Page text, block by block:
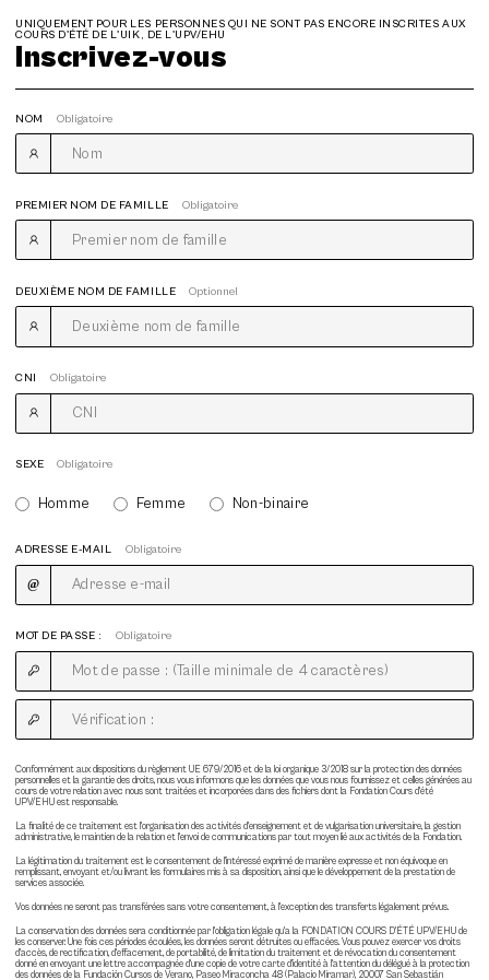
UNIQUEMENT POUR LES PERSONNES QUI NE SONT PAS ENCORE INSCRITES AUX
COURS D'ÉTÉ DE L'UIK, DE L'UPV/EHU
Inscrivez-vous
NOM Obligatoire
PREMIER NOM DE FAMILLE Obligatoire
DEUXIÈME NOM DE FAMILLE Optionnel
CNI Obligatoire
SEXE Obligatoire
Homme Femme Non-binaire
ADRESSE E-MAIL Obligatoire
MOT DE PASSE : Obligatoire
Conformément aux dispositions du règlement UE 679/2016 et de la loi organique 3/2018 sur la protection des données
personnelles et la garantie des droits, nous vous informons que les données que vous nous fournissez et celles générées au
cours de votre relation avec nous sont traitées et incorporées dans des fichiers dont la Fondation Cours d'été
UPV/EHU est responsable.
La finalité de ce traitement est l'organisation des activités d'enseignement et de vulgarisation universitaire, la gestion
administrative, le maintien de la relation et l'envoi de communications par tout moyen lié aux activités de la Fondation.
La légitimation du traitement est le consentement de l'intéressé exprimé de manière expresse et non équivoque en
remplissant, envoyant et/ou livrant les formulaires mis à sa disposition, ainsi que le développement de la prestation de
services associée.
Vos données ne seront pas transférées sans votre consentement, à l'exception des transferts légalement prévus.
La conservation des données sera conditionnée par l'obligation légale qu'a la FONDATION COURS D'ÉTÉ UPV/EHU de
les conserver. Une fois ces périodes écoulées, les données seront détruites ou effacées. Vous pouvez exercer vos droits
d'accès, de rectification, d'effacement, de portabilité, de limitation du traitement et de révocation du consentement
donné en envoyant une lettre accompagnée d'une copie de votre carte d'identité à l'attention du délégué à la protection
des données de la Fundación Cursos de Verano, Paseo Miraconcha 48 (Palacio Miramar), 20007 San Sebastián